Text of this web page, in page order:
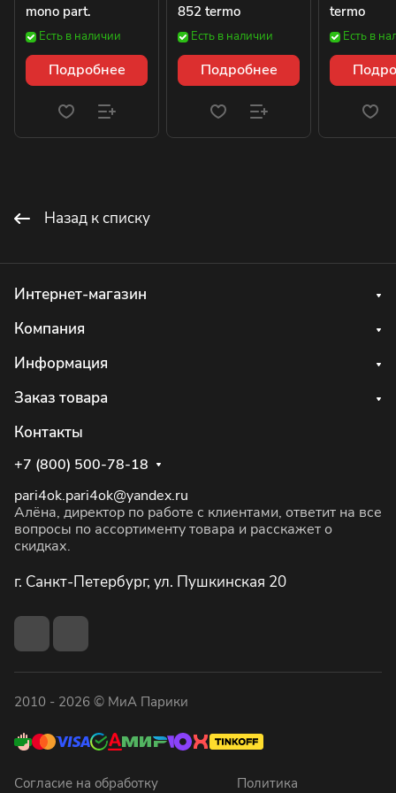
mono part.
Есть в наличии
Подробнее
852 termo
Есть в наличии
Подробнее
termo
Есть в
Назад к списку
Интернет-магазин
Компания
Информация
Заказ товара
Контакты
+7 (800) 500-78-18
pari4ok.pari4ok@yandex.ru
Алёна, директор по работе с клиентами, ответит на все
вопросы по ассортименту товара и расскажет о
скидках.
г. Санкт-Петербург, ул. Пушкинская 20
2010 - 2026 © МиА Парики
Согласие на обработку Политика